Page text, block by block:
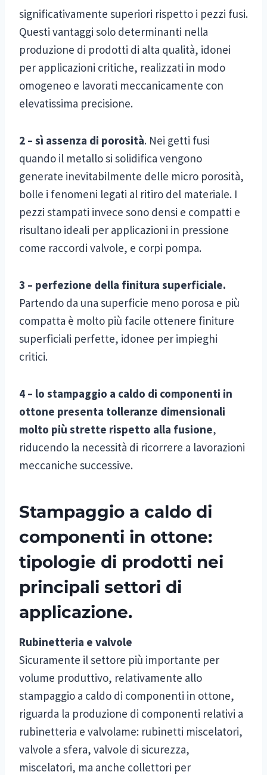
significativamente superiori rispetto i pezzi fusi.
Questi vantaggi solo determinanti nella
produzione di prodotti di alta qualità, idonei
per applicazioni critiche, realizzati in modo
omogeneo e lavorati meccanicamente con
elevatissima precisione.
2 – sì assenza di porosità. Nei getti fusi
quando il metallo si solidifica vengono
generate inevitabilmente delle micro porosità,
bolle i fenomeni legati al ritiro del materiale. I
pezzi stampati invece sono densi e compatti e
risultano ideali per applicazioni in pressione
come raccordi valvole, e corpi pompa.
3 – perfezione della finitura superficiale.
Partendo da una superficie meno porosa e più
compatta è molto più facile ottenere finiture
superficiali perfette, idonee per impieghi
critici.
4 – lo stampaggio a caldo di componenti in
ottone presenta tolleranze dimensionali
molto più strette rispetto alla fusione,
riducendo la necessità di ricorrere a lavorazioni
meccaniche successive.
Stampaggio a caldo di
componenti in ottone:
tipologie di prodotti nei
principali settori di
applicazione.
Rubinetteria e valvole
Sicuramente il settore più importante per
volume produttivo, relativamente allo
stampaggio a caldo di componenti in ottone,
riguarda la produzione di componenti relativi a
rubinetteria e valvolame: rubinetti miscelatori,
valvole a sfera, valvole di sicurezza,
miscelatori, ma anche collettori per